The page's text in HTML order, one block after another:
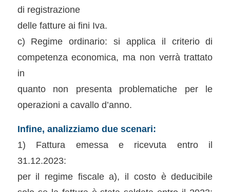
di registrazione
delle fatture ai fini Iva.
c) Regime ordinario: si applica il criterio di
competenza economica, ma non verrà trattato
in
quanto non presenta problematiche per le
operazioni a cavallo d’anno.
Infine, analizziamo due scenari:
1) Fattura emessa e ricevuta entro il
31.12.2023:
per il regime fiscale a), il costo è deducibile